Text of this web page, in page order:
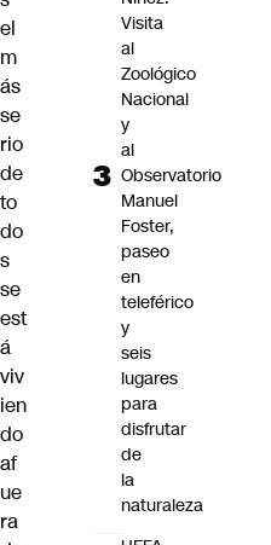
el
m
ás
se
rio
de
to
do
s
se
est
á
viv
ien
do
af
ue
ra
Visita
al
Zoológico
Nacional
y
al
Observatorio
Manuel
Foster,
paseo
en
teleférico
y
seis
lugares
para
disfrutar
de
la
naturaleza